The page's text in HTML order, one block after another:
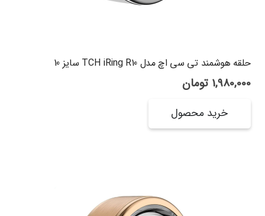
حلقه هوشمند تی سی اچ مدل TCH iRing R10 سایز 10
1,980,000 تومان
خرید محصول